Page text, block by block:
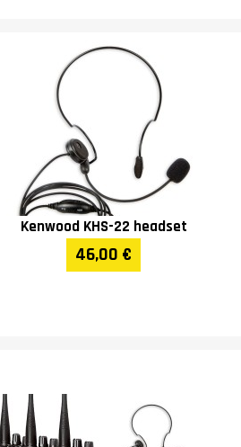
Kenwood KHS-22 headset
46,00 €